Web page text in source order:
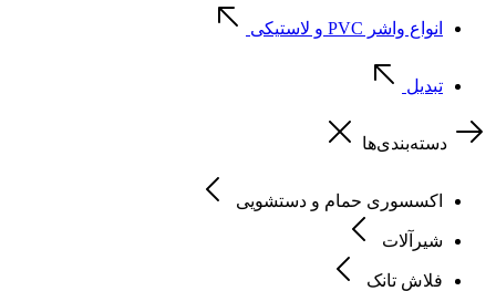
انواع واشر PVC و لاستیکی
تبدیل
دسته‌بندی‌ها
اکسسوری حمام و دستشویی
شیرآلات
فلاش تانک